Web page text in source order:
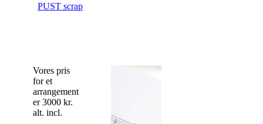
PUST scrap
Vores pris
for et
arrangement
er 3000 kr.
alt. incl.